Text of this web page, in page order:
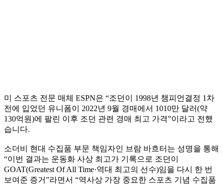
미 스포츠 전문 매체 ESPN은 “조던이 1998년 챔피언결정 1차
전에 입었던 유니폼이 2022년 9월 경매에서 1010만 달러(약
130억원)에 팔린 이후 조던 관련 경매 최고 가격”이라고 전했
습니다.
소더비 현대 수집품 부문 책임자인 브람 바흐터는 성명을 통해
“이번 결과는 운동화 사상 최고가 기록으로 조던이
GOAT(Greatest Of All Time·역대 최고의 선수)임을 다시 한 번
보여준 증거”라면서 “역사상 가장 중요한 스포츠 기념 수집품